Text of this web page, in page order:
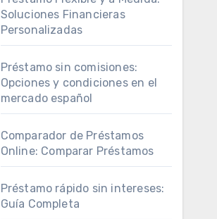
Soluciones Financieras
Personalizadas
Préstamo sin comisiones:
Opciones y condiciones en el
mercado español
Comparador de Préstamos
Online: Comparar Préstamos
Préstamo rápido sin intereses:
Guía Completa